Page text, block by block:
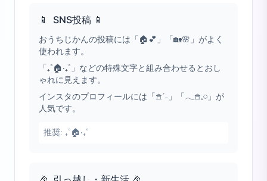
📱 SNS投稿 📱
おうちじかんの投稿には「🏠💕」「🏡🌸」がよく
使われます。
「₊˚🏠‧₊˚」などの特殊文字と組み合わせるとおし
ゃれに見えます。
インスタのプロフィールには「𖠿ˊ˗」「𓂃𖠿𓈒𓏸」が
人気です。
推奨: ₊˚🏠‧₊˚